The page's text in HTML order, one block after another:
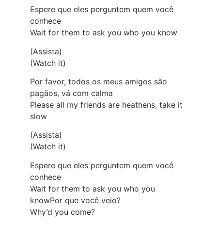
Espere que eles perguntem quem você
conhece
Wait for them to ask you who you know
(Assista)
(Watch it)
Por favor, todos os meus amigos são
pagãos, vá com calma
Please all my friends are heathens, take it
slow
(Assista)
(Watch it)
Espere que eles perguntem quem você
conhece
Wait for them to ask you who you
knowPor que você veio?
Why’d you come?